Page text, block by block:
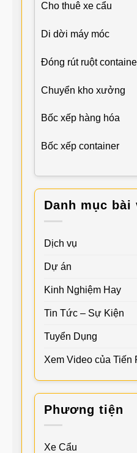
Cho thuê xe cẩu
Di dời máy móc
Đóng rút ruột
Chuyển kho xưởng
Bốc xếp hàng hóa
Bốc xếp container
Danh mục bài
Dịch vụ
Dự án
Kinh Nghiệm Hay
Tin Tức – Sự Kiện
Tuyển Dụng
Xem Video của Tiến
Phương tiện
Xe Cẩu